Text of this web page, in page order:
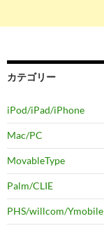
カテゴリー
iPod/iPad/iPhone
Mac/PC
MovableType
Palm/CLIE
PHS/willcom/Ymobile